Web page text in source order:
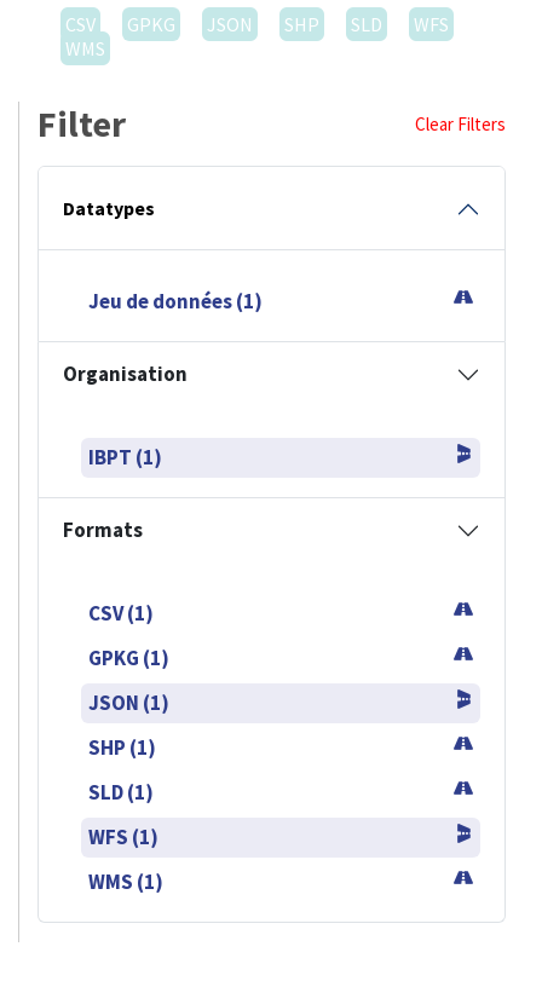
CSV
GPKG JSON SHP SLD
WFS
WMS
Filter Clear Filters
Datatypes
Jeu de données (1)
Organisation
IBPT (1)
Formats
CSV (1)
GPKG (1)
JSON (1)
SHP (1)
SLD (1)
WFS (1)
WMS (1)